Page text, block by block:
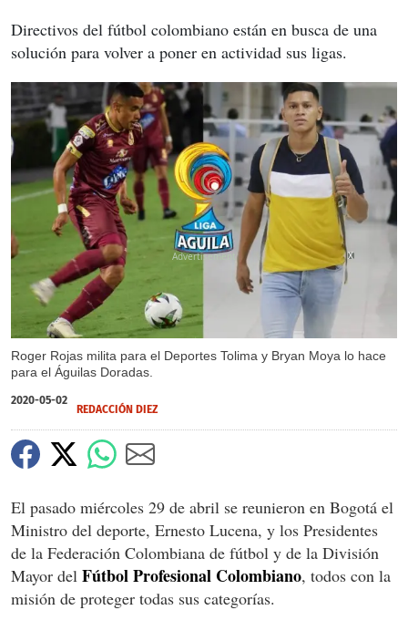
Directivos del fútbol colombiano están en busca de una
solución para volver a poner en actividad sus ligas.
Roger Rojas milita para el Deportes Tolima y Bryan Moya lo hace
para el Águilas Doradas.
X
2020-05-02
REDACCIÓN DIEZ
El pasado miércoles 29 de abril se reunieron en Bogotá el
Ministro del deporte, Ernesto Lucena, y los Presidentes
de la Federación Colombiana de fútbol y de la División
Mayor del Fútbol Profesional Colombiano, todos con la
misión de proteger todas sus categorías.